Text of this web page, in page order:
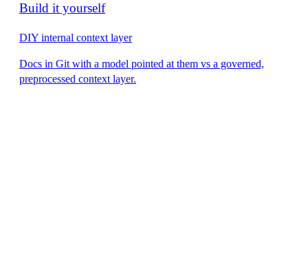
Build it yourself
DIY internal context layer